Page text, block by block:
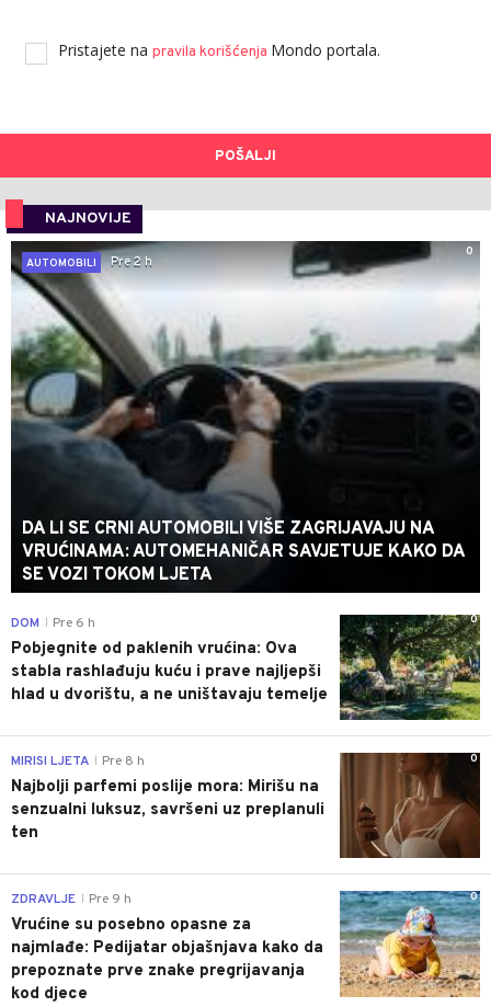
Pristajete na pravila korišćenja Mondo portala.
POŠALJI
NAJNOVIJE
0
AUTOMOBILI
Pre 2 h
DA LI SE CRNI AUTOMOBILI VIŠE ZAGRIJAVAJU NA
VRUĆINAMA: AUTOMEHANIČAR SAVJETUJE KAKO DA
SE VOZI TOKOM LJETA
0
DOM Pre 6 h
Pobjegnite od paklenih vrućina: Ova
stabla rashlađuju kuću i prave najljepši
hlad u dvorištu, a ne uništavaju temelje
0
MIRISI LJETA Pre 8 h
Najbolji parfemi poslije mora: Mirišu na
senzualni luksuz, savršeni uz preplanuli
ten
0
ZDRAVLJE Pre 9 h
Vrućine su posebno opasne za
najmlađe: Pedijatar objašnjava kako da
prepoznate prve znake pregrijavanja
kod djece